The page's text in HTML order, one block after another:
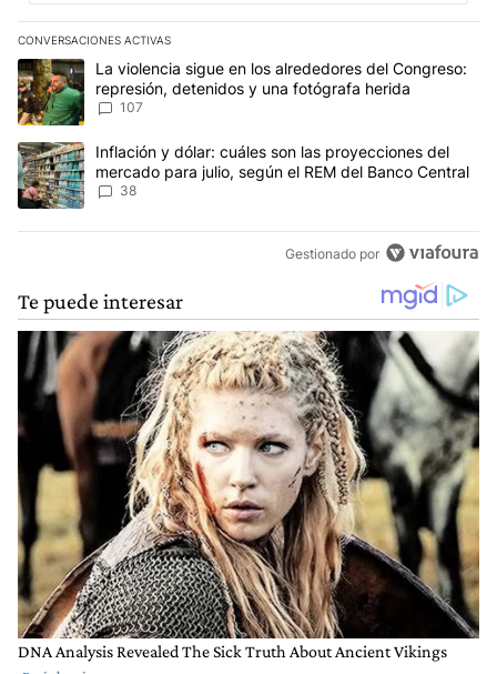
CONVERSACIONES ACTIVAS
Este listado muestra los artículos con más comentarios en los
Un artículo de tendencia con el título "La violencia sigue en los
La violencia sigue en los alrededores del Congreso:
represión, detenidos y una fotógrafa herida
107
Un artículo de tendencia con el título "Inflación y dólar: cuáles
Inflación y dólar: cuáles son las proyecciones del
mercado para julio, según el REM del Banco Central
38
Gestionado por